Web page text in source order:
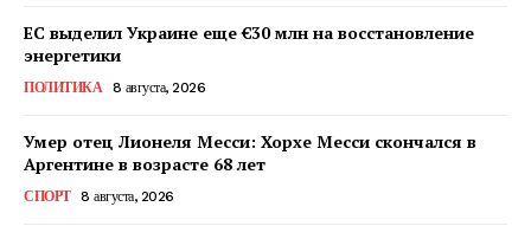
ЕС выделил Украине еще €30 млн на восстановление
энергетики
ПОЛИТИКА 8 августа, 2026
Умер отец Лионеля Месси: Хорхе Месси скончался в
Аргентине в возрасте 68 лет
СПОРТ 8 августа, 2026